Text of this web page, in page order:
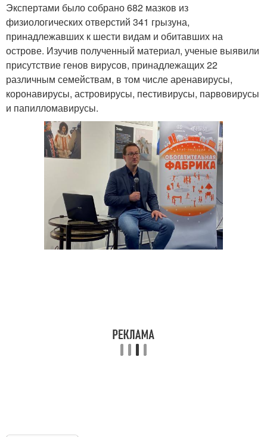
Экспертами было собрано 682 мазков из
физиологических отверстий 341 грызуна,
принадлежавших к шести видам и обитавших на
острове. Изучив полученный материал, ученые выявили
присутствие генов вирусов, принадлежащих 22
различным семействам, в том числе аренавирусы,
коронавирусы, астровирусы, пестивирусы, парвовирусы
и папилломавирусы.